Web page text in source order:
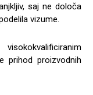
saj ne določa
vizume.
prihod proizvodnih